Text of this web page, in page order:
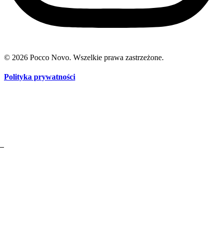
© 2026 Pocco Novo. Wszelkie prawa zastrzeżone.
Polityka prywatności